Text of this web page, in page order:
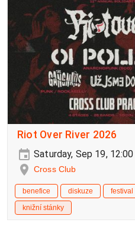
Riot Over River 2026
Saturday, Sep 19,
Cross Club
benefice diskuze festival
knižní stánky